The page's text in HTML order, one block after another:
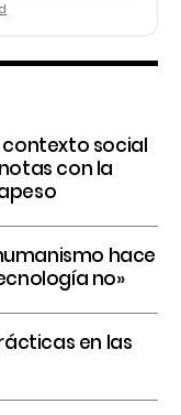
contexto social
con la
hace
no»
en las